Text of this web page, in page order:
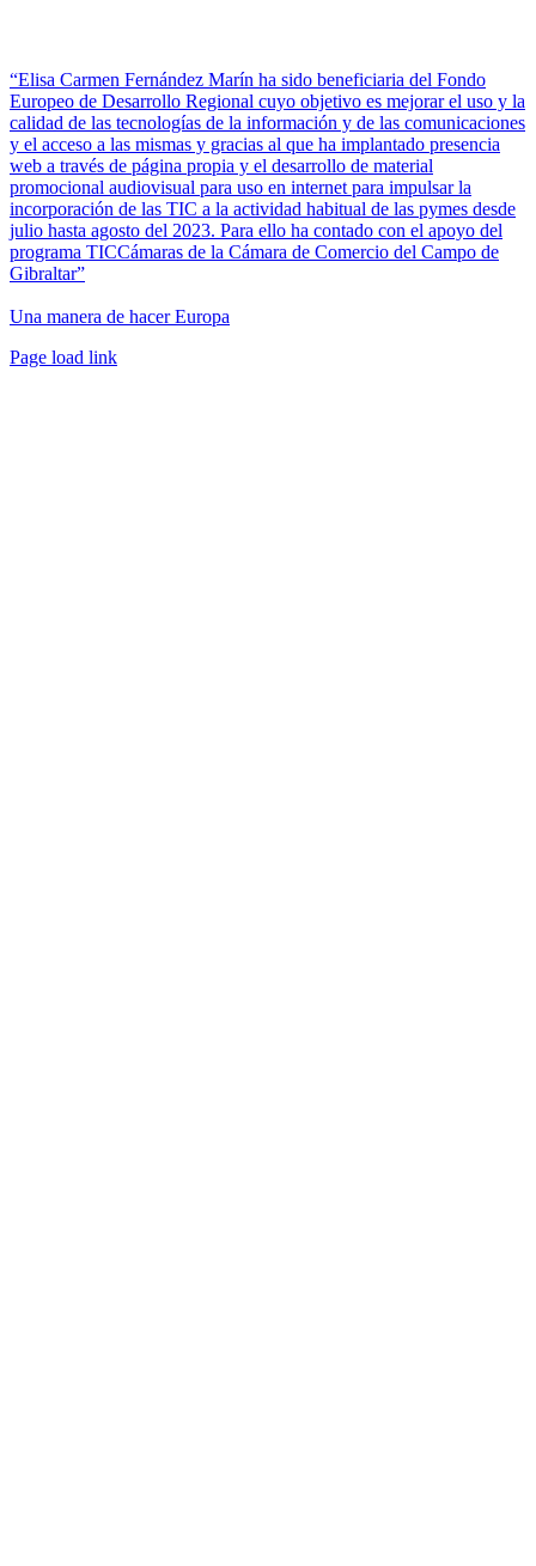
“Elisa Carmen Fernández Marín ha sido beneficiaria del Fondo
Europeo de Desarrollo Regional cuyo objetivo es mejorar el uso y la
calidad de las tecnologías de la información y de las comunicaciones
y el acceso a las mismas y gracias al que ha implantado presencia
web a través de página propia y el desarrollo de material
promocional audiovisual para uso en internet para impulsar la
incorporación de las TIC a la actividad habitual de las pymes desde
julio hasta agosto del 2023. Para ello ha contado con el apoyo del
programa TICCámaras de la Cámara de Comercio del Campo de
Gibraltar”
Una manera de hacer Europa
Facebook
Twitter
Instagram
Pinterest
Page load link